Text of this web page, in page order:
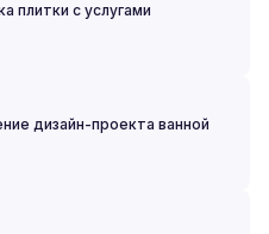
плитки с услугами
дизайн-проекта ванной